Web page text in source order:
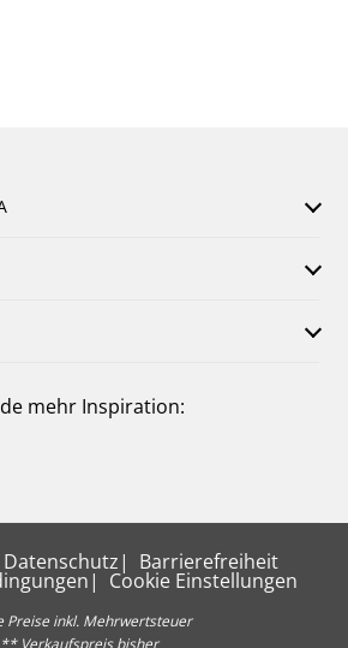
mehr Inspiration:
Datenschutz Barrierefreiheit
Cookie Einstellungen
Preise inkl. Mehrwertsteuer
** Verkaufspreis bisher